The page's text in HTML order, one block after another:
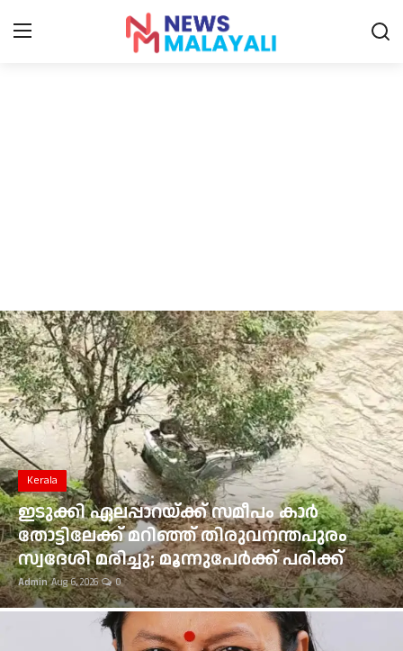
Entertainment
Sports
Food
Gulf News
Loksabha Election 2024
Technology
Health
Jobs Mall
Kerala
ഇടുക്കി ഏലപ്പാറയ്ക്ക് സമീപം കാർ
തോട്ടിലേക്ക് മറിഞ്ഞ് തിരുവനന്തപുരം
സ്വദേശി മരിച്ചു; മൂന്നുപേർക്ക് പരിക്ക്
Admin Aug 6, 2026 0